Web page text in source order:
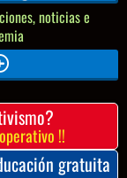
noticias e
!!
gratuita